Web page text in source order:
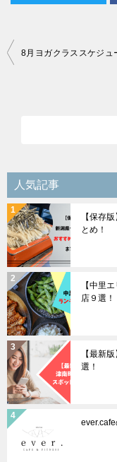
投
シ
ョ
ン
8月ヨガクラススケジュ
人気記事
【保存
とめ！
【中里
店９選！
【最新
選！